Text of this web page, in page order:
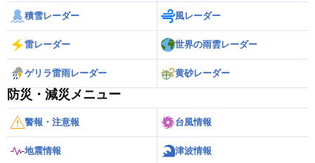
積雪レーダー 風レーダー
雷レーダー 世界の雨雲レーダー
ゲリラ雷雨レーダー 黄砂レーダー
防災・減災メニュー
警報・注意報 台風情報
地震情報 津波情報